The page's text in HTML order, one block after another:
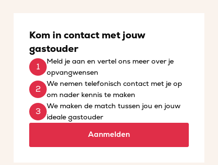
Kom in contact met jouw
gastouder
Meld je aan en vertel ons meer over je
opvangwensen
We nemen telefonisch contact met je op
om nader kennis te maken
We maken de match tussen jou en jouw
ideale gastouder
Aanmelden